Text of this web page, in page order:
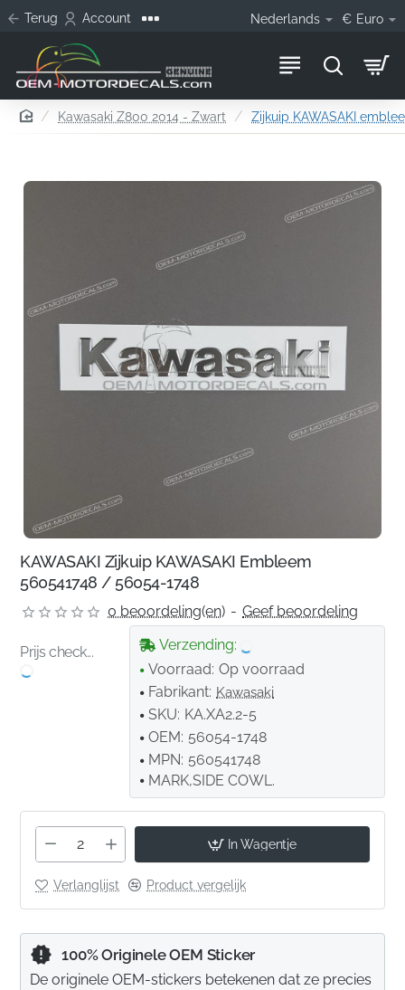
Terug Account Nederlands € Euro
homeKawasaki Z800 2014 - Zwart Zijkuip KAWASAKI
KAWASAKI Zijkuip KAWASAKI Embleem
560541748 / 56054-1748
0 beoordeling(en) - Geef beoordeling
Prijs check...
Verzending:
Voorraad: Op voorraad
Fabrikant: Kawasaki
SKU: KA.XA2.2-5
OEM: 56054-1748
MPN: 560541748
MARK,SIDE COWL.
In Wagentje
Verlanglijst Product vergelijk
100% Originele OEM Sticker
De originele OEM-stickers betekenen dat ze precies